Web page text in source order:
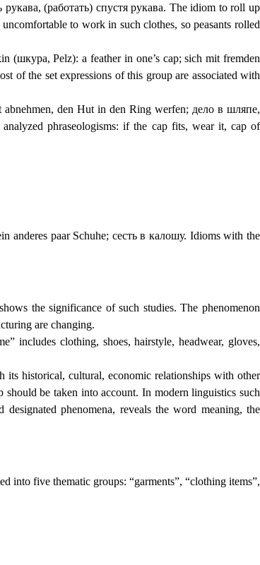
(работать) спустя рукава. The idiom to roll up
to work in such clothes, so peasants rolled
(шкура, Pelz): a feather in one’s cap; sich mit fremden
of the set expressions of this group are associated with
abnehmen, den Hut in den Ring werfen; дело в шляпе,
phraseologisms: if the cap fits, wear it, cap of
anderes paar Schuhe; сесть в калошу. Idioms with the
the significance of such studies. The phenomenon
are changing.
includes clothing, shoes, hairstyle, headwear, gloves,
its historical, cultural, economic relationships with other
be taken into account. In modern linguistics such
phenomena, reveals the word meaning, the
into five thematic groups: “garments”, “clothing items”,